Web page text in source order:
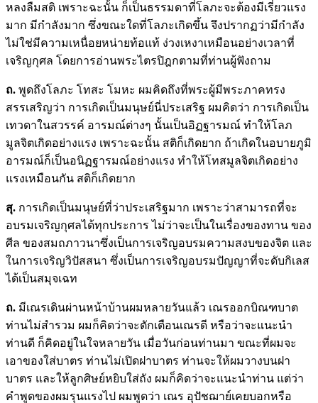
หลงลืมสติ เพราะฉะนั้น ก็เป็นธรรมดาที่โลภะจะต้องมีเรี่ยวแรง
มาก มีกำลังมาก ซึ่งขณะใดที่โลภะเกิดขึ้น จึงปรากฏว่ามีกำลัง
ไม่ใช่มีความเหนื่อยหน่ายท้อแท้ ง่วงเหงาเหมือนอย่างเวลาที่
เจริญกุศล โดยการอ่านพระไตรปิฎกตามที่ท่านผู้ฟังถาม
ถ. พูดถึงโลภะ โทสะ โมหะ ผมคิดถึงที่พระผู้มีพระภาคทรง
สรรเสริญว่า การเกิดเป็นมนุษย์นี่ประเสริฐ ผมคิดว่า การเกิดเป็น
เทวดาในสวรรค์ อารมณ์ต่างๆ นั้นเป็นอิฏฐารมณ์ ทำให้โลภ
มูลจิตเกิดอย่างแรง เพราะฉะนั้น สติก็เกิดยาก ถ้าเกิดในอบายภูมิ
อารมณ์ก็เป็นอนิฏฐารมณ์อย่างแรง ทำให้โทสมูลจิตเกิดอย่าง
แรงเหมือนกัน สติก็เกิดยาก
สุ. การเกิดเป็นมนุษย์ที่ว่าประเสริฐมาก เพราะว่าสามารถที่จะ
อบรมเจริญกุศลได้ทุกประการ ไม่ว่าจะเป็นในเรื่องของทาน ของ
ศีล ของสมถภาวนาซึ่งเป็นการเจริญอบรมความสงบของจิต และ
ในการเจริญวิปัสสนา ซึ่งเป็นการเจริญอบรมปัญญาที่จะดับกิเลส
ได้เป็นสมุจเฉท
ถ. มีเณรเดินผ่านหน้าบ้านผมหลายวันแล้ว เณรออกบิณฑบาต
ท่านไม่สำรวม ผมก็คิดว่าจะตักเตือนเณรดี หรือว่าจะแนะนำ
ท่านดี ก็คิดอยู่ในใจหลายวัน เมื่อวันก่อนท่านมา ขณะที่ผมจะ
เอาของใส่บาตร ท่านไม่เปิดฝาบาตร ท่านจะให้ผมวางบนฝา
บาตร และให้ลูกศิษย์หยิบใส่ถัง ผมก็คิดว่าจะแนะนำท่าน แต่ว่า
คำพูดของผมรุนแรงไป ผมพูดว่า เณร อุปัชฌาย์เคยบอกหรือ